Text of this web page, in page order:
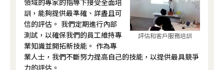
評估和客戶服務培訓
領域的專家的指導下接受全面培
訓，能夠提供最準確、詳盡且可
信的評估。 我們定期進行內部
測試，以確保我們的員工維持專
業知識並開拓新技能。 作為專
業人士，我們不斷努力提高自己的技能，以提供最具競爭
力的評估。